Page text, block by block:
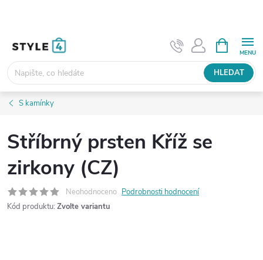
HLEDAT
NÁKUPNÍ
KOŠÍK
S kamínky
Stříbrný prsten Kříž se
zirkony (CZ)
Neohodnoceno Podrobnosti hodnocení
Kód produktu: Zvolte variantu